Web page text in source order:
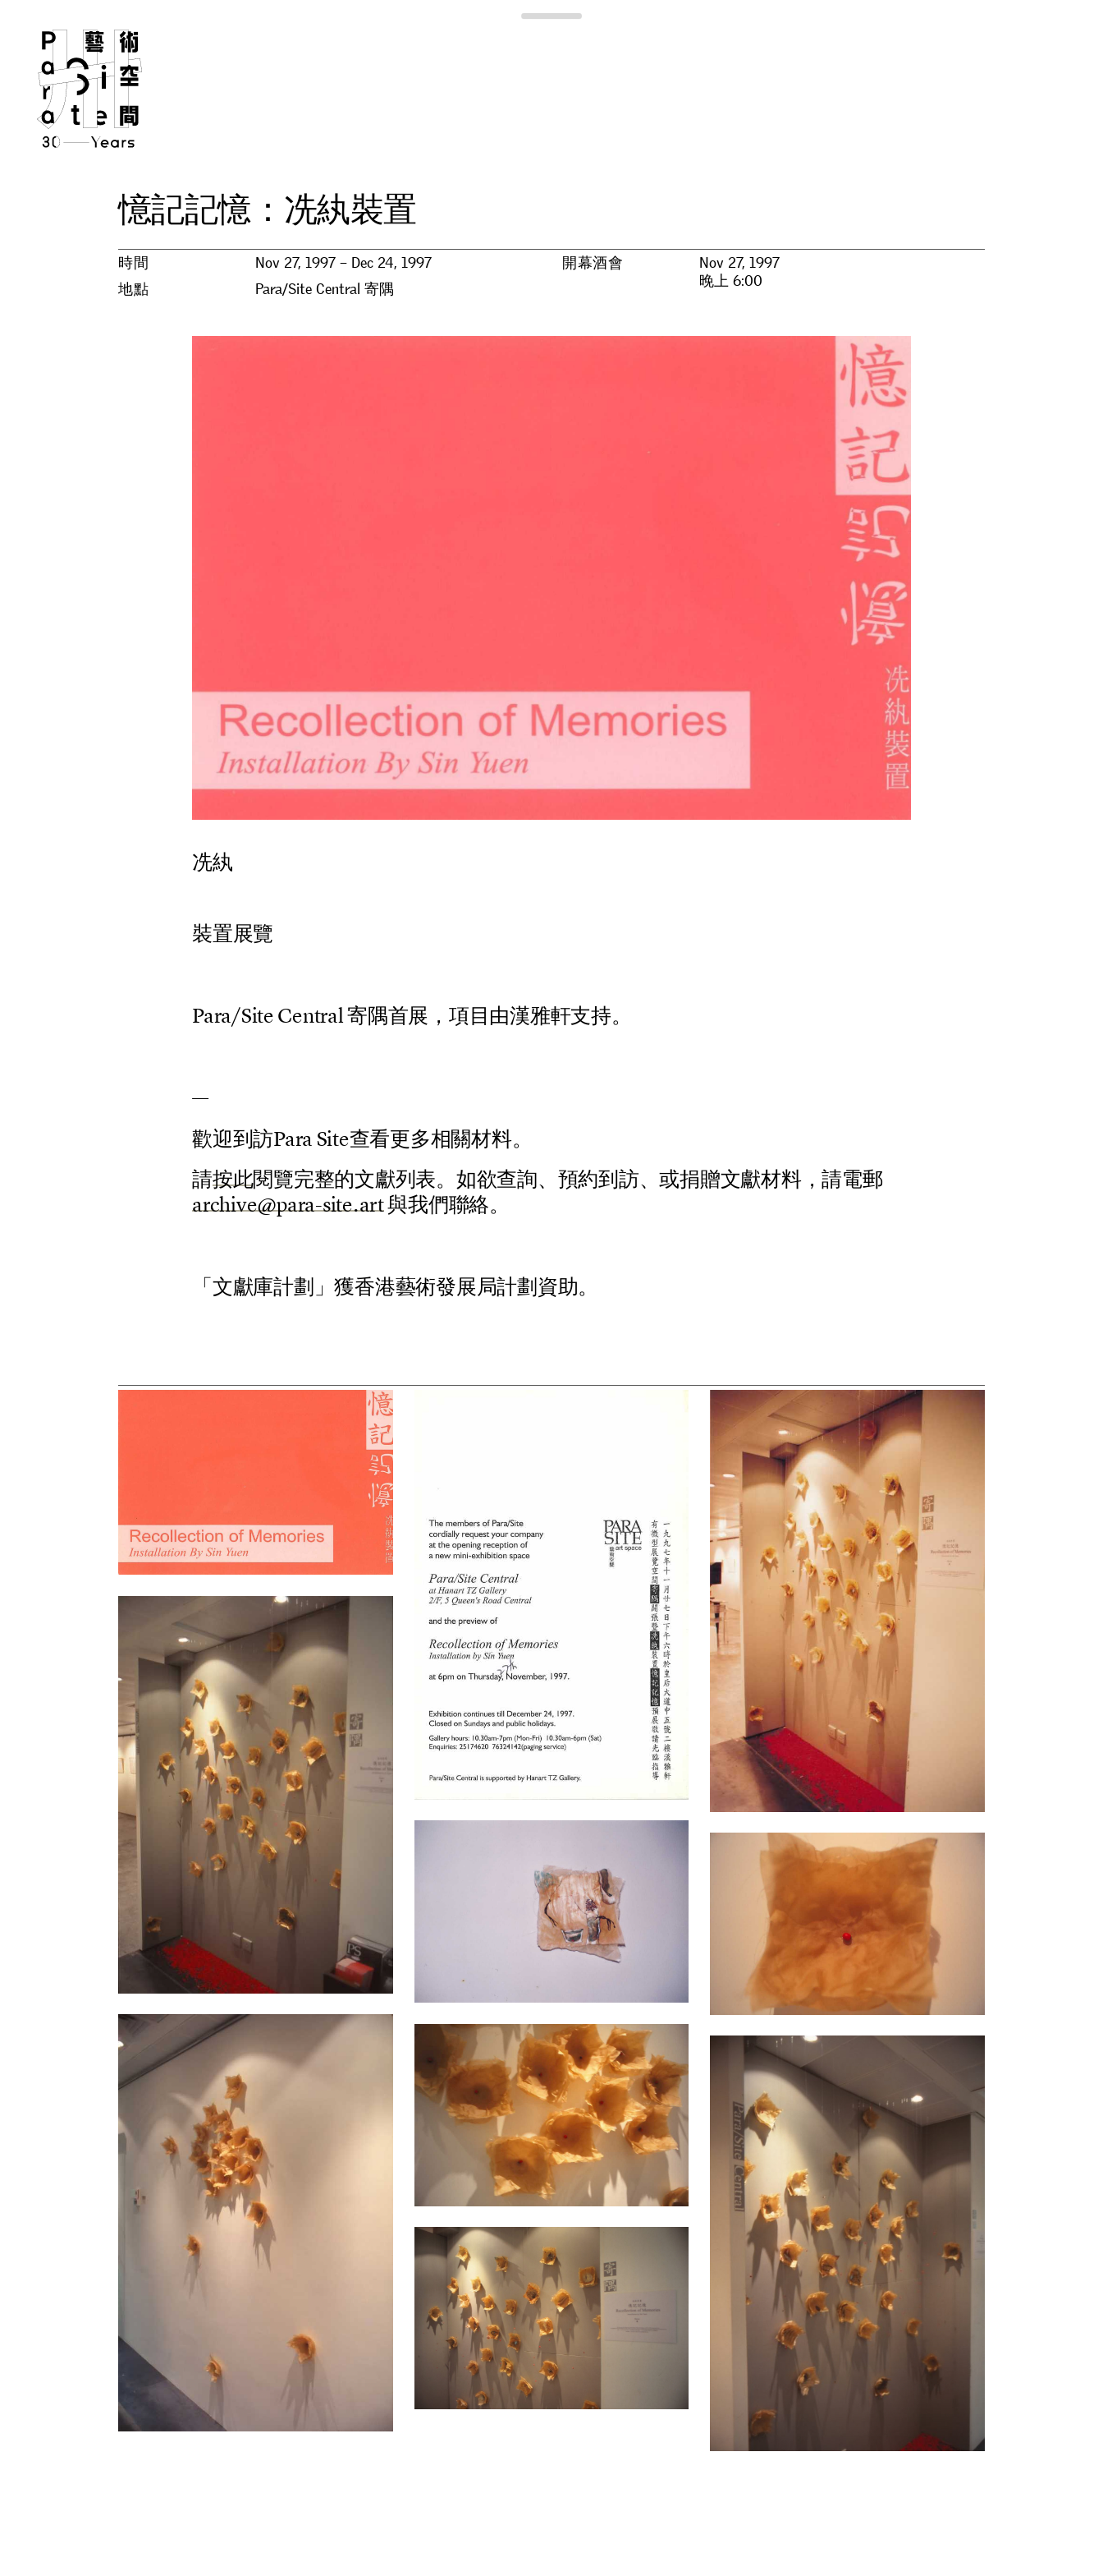
憶記記憶： 冼紈裝置
時間
Nov 27, 1997 – Dec 24, 1997
地點
Para/Site Central 寄隅
開幕酒會
Nov 27, 1997
晚上 6:00
冼紈
裝置展覽
Para/SiteCentral寄隅首展 ， 項目由漢雅軒支持。
—
歡迎到訪Para Site查看更多相關材料。
請按此閱覽完整的文獻列表。 如欲查詢、 預約到訪、或捐贈文獻材料，請電郵
archive@para-site.art與我們聯絡。
「文獻庫計劃 」獲香港藝術發展局計劃資助。